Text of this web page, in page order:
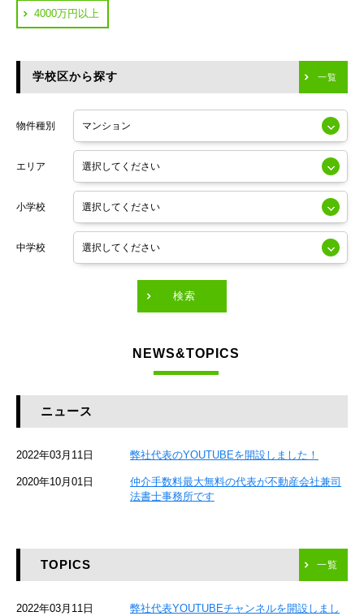
川崎市川崎区
川崎市中原区
川崎市高津区
JR中央・総武線
東京メトロ日比谷線
小田急線
東京メトロ半蔵門線
東京メトロ副都心線
東京メトロ有楽町線
JR総武本線
京成本線
東海道新幹線
4000万円以上
学校区から探す 一覧
物件種別
エリア
小学校
中学校
検索
NEWS&TOPICS
ニュース
2022年03月11日 弊社代表のYOUTUBEを開設しました！
2020年10月01日
仲介手数料最大無料の代表が不動産会社兼司
法書士事務所です
TOPICS 一覧
2022年03月11日
弊社代表YOUTUBEチャンネルを開設しまし